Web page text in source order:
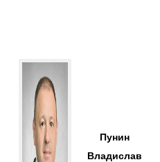
Пунин
Владислав